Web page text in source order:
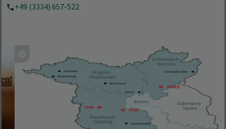
+49 (3334) 657-522